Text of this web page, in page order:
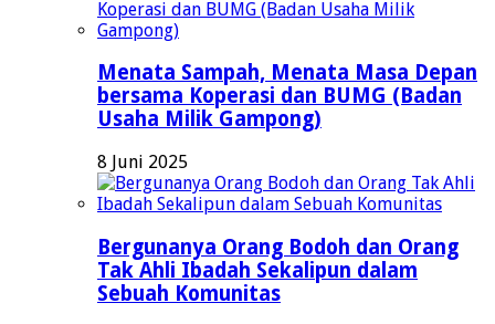
Menata Sampah, Menata Masa Depan
bersama Koperasi dan BUMG (Badan
Usaha Milik Gampong)
8 Juni 2025
Bergunanya Orang Bodoh dan Orang
Tak Ahli Ibadah Sekalipun dalam
Sebuah Komunitas